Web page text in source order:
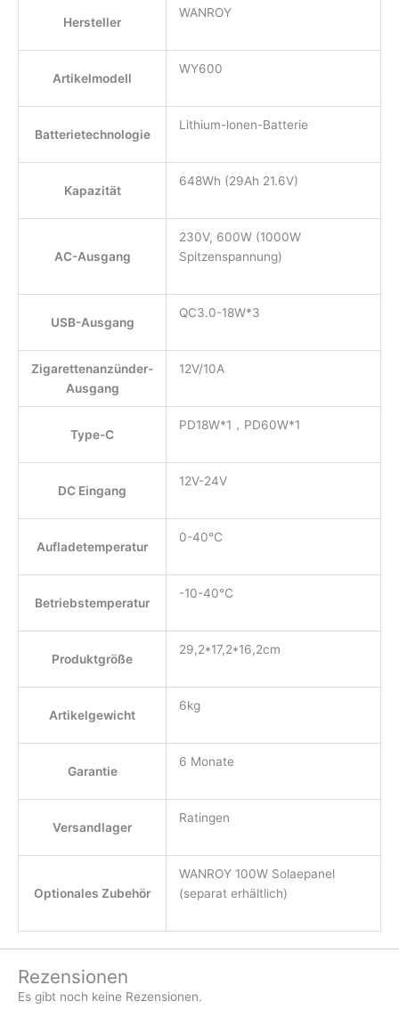
Hersteller
WANROY
Artikelmodell
WY600
Batterietechnologie
Lithium-lonen-Batterie
Kapazität
648Wh (29Ah 21.6V)
AC-Ausgang
230V, 600W (1000W
Spitzenspannung)
USB-Ausgang
QC3.0-18W*3
Zigarettenanzünder-
Ausgang
12V/10A
Type-C
PD18W*1，PD60W*1
DC Eingang
12V-24V
Aufladetemperatur
0-40℃
Betriebstemperatur
-10-40℃
Produktgröße
29,2*17,2*16,2cm
Artikelgewicht
6kg
Garantie
6 Monate
Versandlager
Ratingen
Optionales Zubehör
WANROY 100W Solaepanel
(separat erhältlich)
Rezensionen
Es gibt noch keine Rezensionen.